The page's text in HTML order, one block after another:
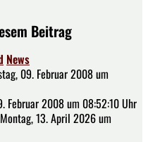
Beitrag
News
09. Februar 2008 um
Februar 2008 um 08:52:10 Uhr
Montag, 13. April 2026 um